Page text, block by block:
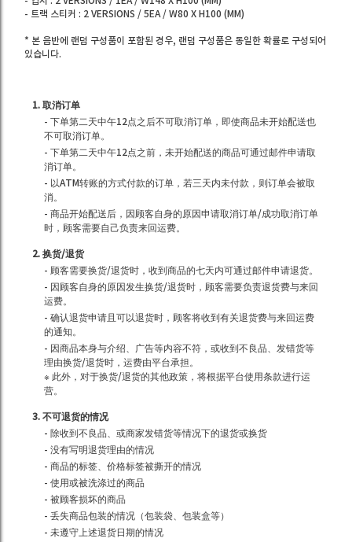
- 트랙 스티커 : 2 VERSIONS / 5EA / W80 X H100 (MM)
* 본 음반에 랜덤 구성품이 포함된 경우, 랜덤 구성품은 동일한 확률로 구성되어
있습니다.
1. 取消订单
- 下单第二天中午12点之后不可取消订单，即使商品未开始配送也
不可取消订单。
- 下单第二天中午12点之前，未开始配送的商品可通过邮件申请取
消订单。
- 以ATM转账的方式付款的订单，若三天内未付款，则订单会被取
消。
- 商品开始配送后，因顾客自身的原因申请取消订单/成功取消订单
时，顾客需要自己负责来回运费。
2. 换货/退货
- 顾客需要换货/退货时，收到商品的七天内可通过邮件申请退货。
- 因顾客自身的原因发生换货/退货时，顾客需要负责退货费与来回
运费。
- 确认退货申请且可以退货时，顾客将收到有关退货费与来回运费
的通知。
- 因商品本身与介绍、广告等内容不符，或收到不良品、发错货等
理由换货/退货时，运费由平台承担。
※ 此外，对于换货/退货的其他政策，将根据平台使用条款进行运
营。
3. 不可退货的情况
- 除收到不良品、或商家发错货等情况下的退货或换货
- 没有写明退货理由的情况
- 商品的标签、价格标签被撕开的情况
- 使用或被洗涤过的商品
- 被顾客损坏的商品
- 丢失商品包装的情况（包装袋、包装盒等）
- 未遵守上述退货日期的情况